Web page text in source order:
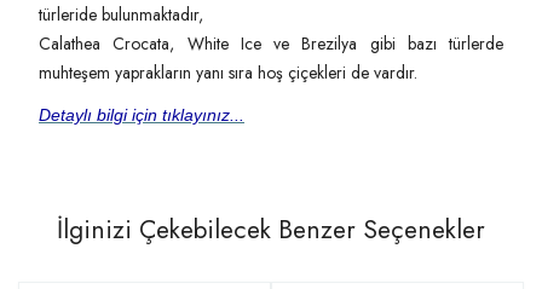
türleride bulunmaktadır,
Calathea Crocata, White Ice ve Brezilya gibi bazı türlerde
muhteşem yaprakların yanı sıra hoş çiçekleri de vardır.
Detaylı bilgi için tıklayınız...
İlginizi Çekebilecek Benzer Seçenekler